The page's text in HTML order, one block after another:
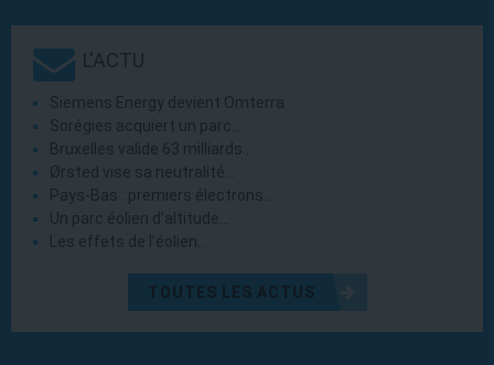
L'ACTU
Siemens Energy devient Omterra
Sorégies acquiert un parc…
Bruxelles valide 63 milliards…
Ørsted vise sa neutralité…
Pays-Bas : premiers électrons…
Un parc éolien d’altitude…
Les effets de l’éolien…
TOUTES LES ACTUS